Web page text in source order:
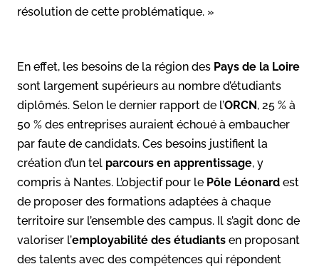
résolution de cette problématique. »
En effet, les besoins de la région des Pays de la Loire
sont largement supérieurs au nombre d’étudiants
diplômés. Selon le dernier rapport de l’ORCN, 25 % à
50 % des entreprises auraient échoué à embaucher
par faute de candidats. Ces besoins justifient la
création d’un tel parcours en apprentissage, y
compris à Nantes. L’objectif pour le Pôle Léonard est
de proposer des formations adaptées à chaque
territoire sur l’ensemble des campus. Il s’agit donc de
valoriser l’employabilité des étudiants en proposant
des talents avec des compétences qui répondent